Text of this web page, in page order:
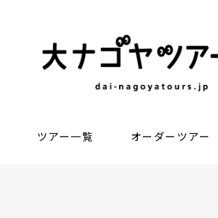
ツアー一覧 オーダーツアー